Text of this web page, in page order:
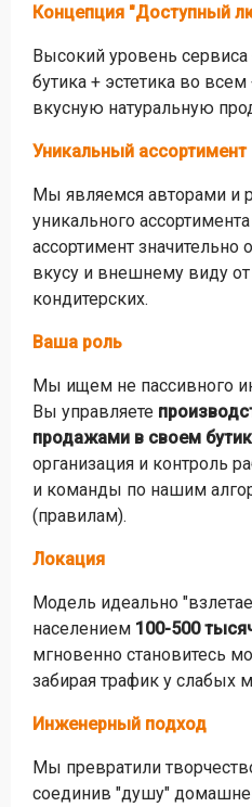
Концепция "Доступный
Высокий уровень
бутика + эстетика во
вкусную натуральную
Уникальный ассортимент
Мы являемся авторами и
уникального
ассортимент значительно
вкусу и внешнему виду от
кондитерских.
Ваша роль
Мы ищем не пассивного
Вы управляете
продажами в своем
организация и контроль
и команды по нашим
(правилам).
Локация
Модель идеально
населением 100-500
мгновенно становитесь
забирая трафик у слабых
Инженерный подход
Мы превратили
соединив "душу"